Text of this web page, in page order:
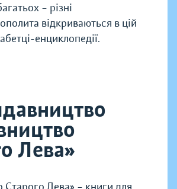
– різні
відкриваються в цій
енциклопедії.
Лева»